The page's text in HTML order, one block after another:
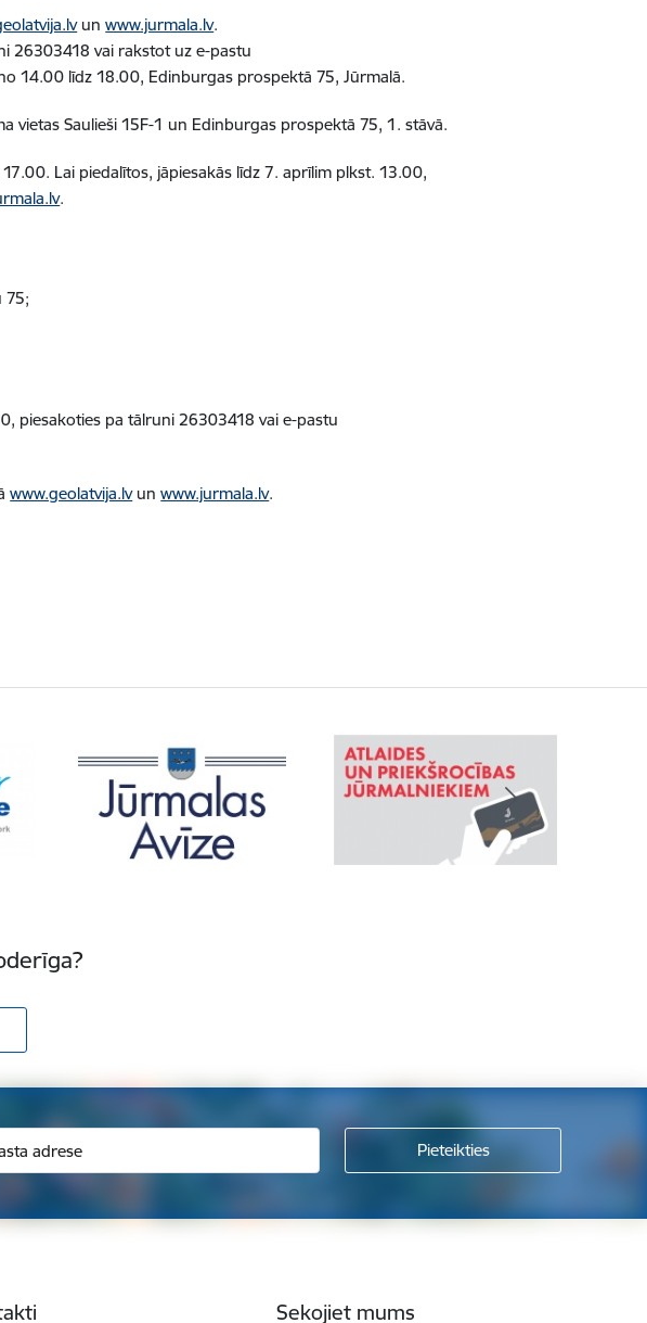
unwww.jurmala.lv.
26303418 vai rakstot uz e-pastu
14.00 līdz 18.00, Edinburgas prospektā 75, Jūrmalā.
vietas Saulieši 15F-1 un Edinburgas prospektā 75, 1. stāvā.
Lai piedalītos, jāpiesakās līdz 7. aprīlim plkst. 13.00,
.
75;
piesakoties pa tālruni 26303418 vai e-pastu
www.geolatvija.lvunwww.jurmala.lv.
Sekojiet mums